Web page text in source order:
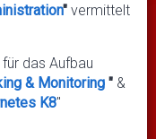
" vermittelt
das Aufbau
& Monitoring " &
K8"